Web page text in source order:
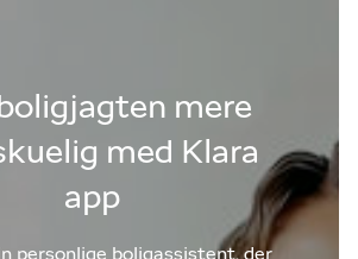
mere
med Klara
app
personlige boligassistent, der